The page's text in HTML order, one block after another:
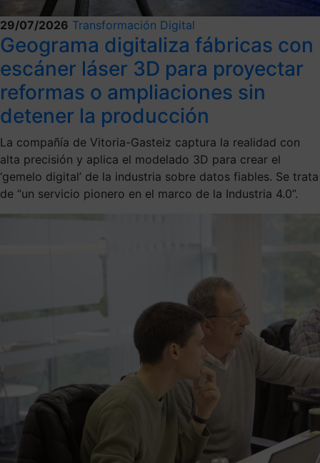
29/07/2026 Transformación Digital
Geograma digitaliza fábricas con
escáner láser 3D para proyectar
reformas o ampliaciones sin
detener la producción
La compañía de Vitoria-Gasteiz captura la realidad con
alta precisión y aplica el modelado 3D para crear el
‘gemelo digital’ de la industria sobre datos fiables. Se trata
de “un servicio pionero en el marco de la Industria 4.0”.